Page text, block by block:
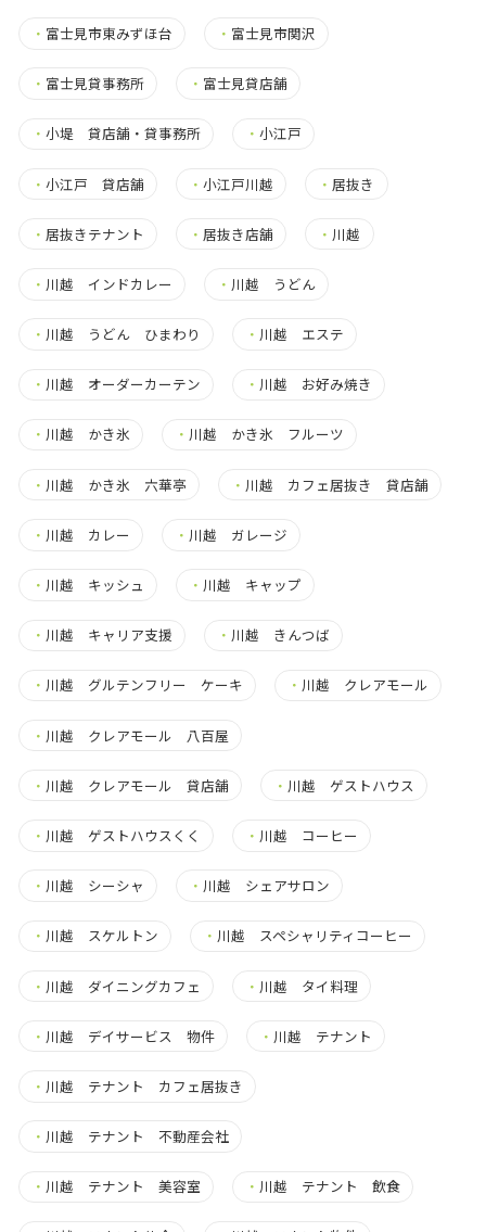
・ 富士見市東みずほ台 ・ 富士見市関沢
・ 富士見貸事務所 ・ 富士見貸店舗
・ 小堤 貸店舗・貸事務所 ・小江戸
・ 小江戸 貸店舗 ・小江戸川越 ・ 居抜き
・ 居抜きテナント ・ 居抜き店舗 ・ 川越
・ 川越 インドカレー ・ 川越 うどん
・ 川越 うどん ひまわり ・ 川越 エステ
・ 川越 オーダーカーテン ・ 川越 お好み焼き
・ 川越 かき氷 ・ 川越 かき氷 フルーツ
・ 川越 かき氷 六華亭 ・ 川越 カフェ居抜き 貸店舗
・ 川越 カレー ・ 川越 ガレージ
・ 川越 キッシュ ・ 川越 キャップ
・ 川越 キャリア支援 ・ 川越 きんつば
・ 川越 グルテンフリー ケーキ ・ 川越 クレアモール
・ 川越 クレアモール 八百屋
・ 川越 クレアモール 貸店舗 ・ 川越 ゲストハウス
・ 川越 ゲストハウスくく ・ 川越 コーヒー
・ 川越 シーシャ ・ 川越 シェアサロン
・ 川越 スケルトン ・ 川越 スペシャリティコーヒー
・ 川越 ダイニングカフェ ・ 川越 タイ料理
・ 川越 デイサービス 物件 ・ 川越 テナント
・ 川越 テナント カフェ居抜き
・ 川越 テナント 不動産会社
・ 川越 テナント 美容室 ・ 川越 テナント 飲食